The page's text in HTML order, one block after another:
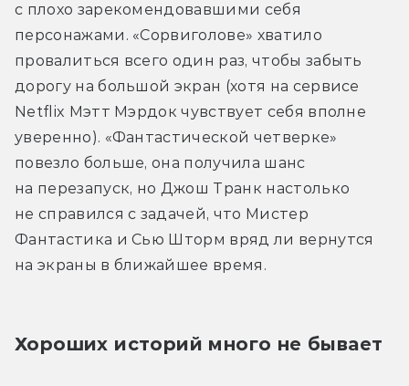
с плохо зарекомендовавшими себя
персонажами. «Сорвиголове» хватило
провалиться всего один раз, чтобы забыть
дорогу на большой экран (хотя на сервисе
Netflix Мэтт Мэрдок чувствует себя вполне
уверенно). «Фантастической четверке»
повезло больше, она получила шанс
на перезапуск, но Джош Транк настолько
не справился с задачей, что Мистер
Фантастика и Сью Шторм вряд ли вернутся
на экраны в ближайшее время.
Хороших историй много не бывает